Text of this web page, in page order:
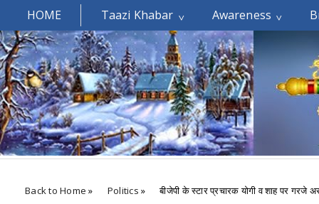
HOME Taazi Khabar Awareness
Welcomes You.....
Back to Home » Politics » बीजेपी के स्टार प्रचारक योगी व शाह पर गरजे